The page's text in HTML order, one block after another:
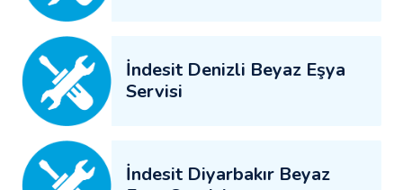
İndesit Denizli Beyaz Eşya
Servisi
İndesit Diyarbakır Beyaz